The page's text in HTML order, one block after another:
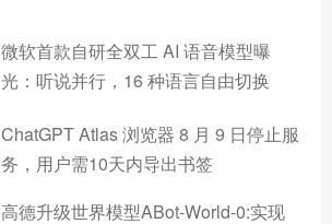
微软首款自研全双工 AI 语音模型曝
光：听说并行，16 种语言自由切换
ChatGPT Atlas 浏览器 8 月 9 日停止服
务，用户需10天内导出书签
高德升级世界模型ABot-World-0:实现